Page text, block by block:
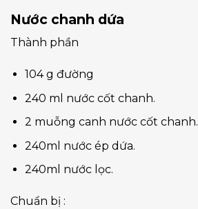
Nước chanh dứa
Thành phần
104 g đường
240 ml nước cốt chanh.
2 muỗng canh nước cốt chanh.
240ml nước ép dứa.
240ml nước lọc.
Chuẩn bị :